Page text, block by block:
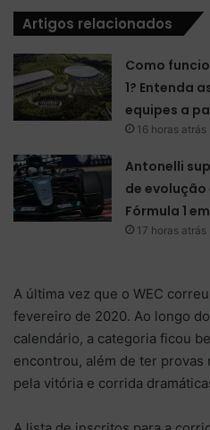
Artigos relacionados
Como
1? Entenda
equipes a
16 horas atrás
Antonelli
de
Fórmula 1
17 horas atrás
A última vez que o WEC
fevereiro de 2020. Ao longo
calendário, a categoria ficou
encontrou, além de ter provas
pela vitória e corrida